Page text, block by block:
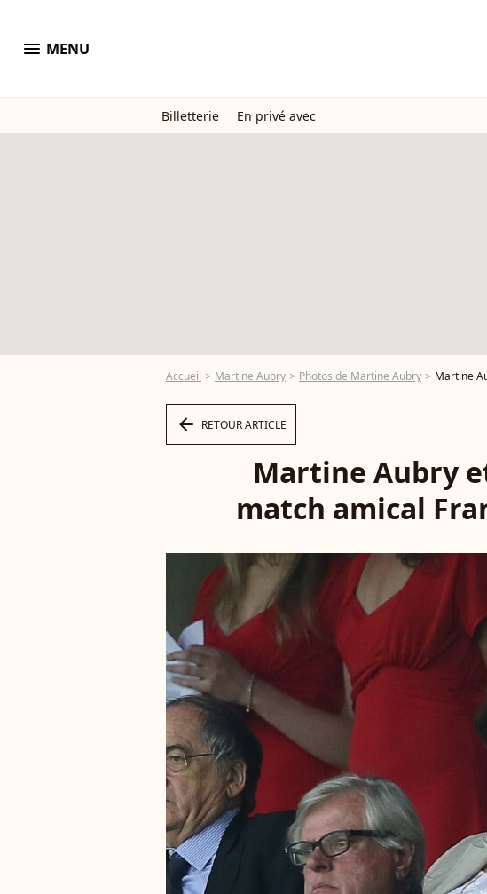
menu MENU
Billetterie En privé avec
Accueil Martine Aubry Photos de Martine Aubry Martine
arrow_left RETOUR ARTICLE
Martine Aubry
match amical